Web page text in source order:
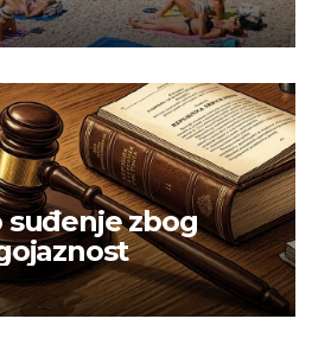
suđenje zbog